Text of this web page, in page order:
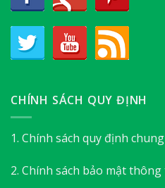
CHÍNH SÁCH QUY ĐỊNH
1. Chính sách quy định chung
2. Chính sách bảo mật thông